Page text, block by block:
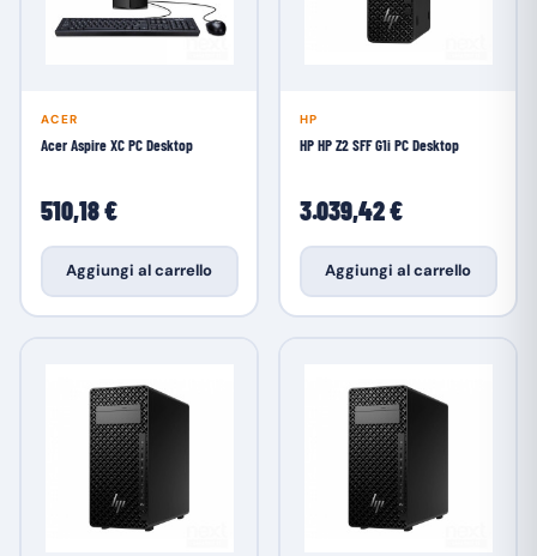
ACER
Acer Aspire XC PC Desktop
510,18 €
Aggiungi al carrello
HP
HP HP Z2 SFF G1i PC Desktop
3.039,42 €
Aggiungi al carrello